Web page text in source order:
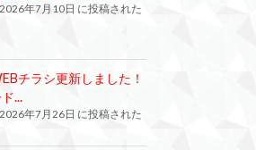
2026年7月10日 に投稿された
チラシ更新しました！
...
2026年7月26日 に投稿された